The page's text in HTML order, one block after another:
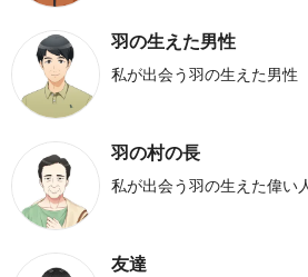
羽の生えた男性
私が出会う羽の生えた男性
羽の村の長
私が出会う羽の生えた偉い
友達